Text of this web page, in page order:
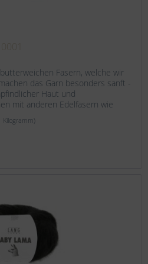
Fasern, welche wir
das Garn besonders sanft -
Haut und
mit anderen Edelfasern wie
Kilogramm)